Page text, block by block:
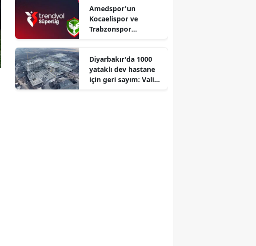
Amedspor'un
Kocaelispor ve
Trabzonspor
Diyarbakır'da 1000
yataklı dev hastane
için geri sayım: Vali